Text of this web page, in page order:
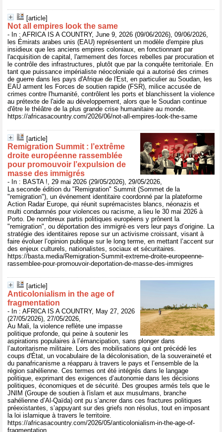
[article]
Not all empires look the same
- In : AFRICA IS A COUNTRY, June 9, 2026 (09/06/2026), 09/06/2026,
les Émirats arabes unis (EAU) représentent un modèle d'empire plus
insidieux que les anciens empires coloniaux, en fonctionnant par
l'acquisition de capital, l'armement des forces rebelles par procuration et
le contrôle des infrastructures, plutôt que par la conquête territoriale. En
tant que puissance impérialiste néocoloniale qui a autorisé des crimes
de guerre dans les pays d'Afrique de l'Est, en particulier au Soudan, les
EAU arment les Forces de soutien rapide (FSR), milice accusée de
crimes contre l'humanité, contrôlent les ports et blanchissent la violence
au prétexte de l'aide au développement, alors que le Soudan continue
d'être le théâtre de la plus grande crise humanitaire au monde.
https://africasacountry.com/2026/06/not-all-empires-look-the-same
[article]
Remigration Summit : l’extrême
droite européenne rassemblée
pour promouvoir l’expulsion de
masse des immigrés
- In : BASTA !, 29 mai 2026 (29/05/2026), 29/05/2026,
La seconde édition du "Remigration" Summit (Sommet de la
"remigration"), un événement identitaire coordonné par la plateforme
Action Radar Europe, qui réunit suprémacistes blancs, néonazis et
multi condamnés pour violences ou racisme, a lieu le 30 mai 2026 à
Porto. De nombreux partis politiques européens y prônent la
"remigration", ou déportation des immigré·es vers leur pays d’origine. La
stratégie des identitaires repose sur un activisme croissant, visant à
faire évoluer l’opinion publique sur le long terme, en mettant l’accent sur
des enjeux culturels, nationalistes, sociaux et sécuritaires.
https://basta.media/Remigration-Summit-extreme-droite-europeenne-
rassemblee-pour-promouvoir-deportation-de-masse-des-immigres
[article]
Anticolonialism in the age of
fragmentation
- In : AFRICA IS A COUNTRY, May 27, 2026
(27/05/2026), 27/05/2026,
Au Mali, la violence reflète une impasse
politique profonde, qui peine à soutenir les
aspirations populaires à l’émancipation, sans plonger dans
l’autoritarisme militaire. Lors des mobilisations qui ont précédé les
coups d'État, un vocabulaire de la décolonisation, de la souveraineté et
du panafricanisme a réapparu à travers le pays et l’ensemble de la
région sahélienne. Ces termes ont été intégrés dans le langage
politique, exprimant des exigences d’autonomie dans les décisions
politiques, économiques et de sécurité. Des groupes armés tels que le
JNIM (Groupe de soutien à l'islam et aux musulmans, branche
sahélienne d’Al-Qaïda) ont pu s’ancrer dans ces fractures politiques
préexistantes, s’appuyant sur des griefs non résolus, tout en imposant
la loi islamique à travers le territoire.
https://africasacountry.com/2026/05/anticolonialism-in-the-age-of-
fragmentation